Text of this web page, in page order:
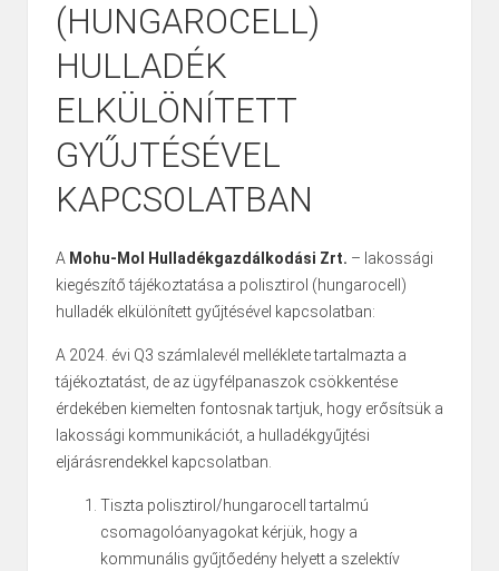
(HUNGAROCELL)
HULLADÉK
ELKÜLÖNÍTETT
GYŰJTÉSÉVEL
KAPCSOLATBAN
A Mohu-Mol Hulladékgazdálkodási Zrt. – lakossági
kiegészítő tájékoztatása a polisztirol (hungarocell)
hulladék elkülönített gyűjtésével kapcsolatban:
A 2024. évi Q3 számlalevél melléklete tartalmazta a
tájékoztatást, de az ügyfélpanaszok csökkentése
érdekében kiemelten fontosnak tartjuk, hogy erősítsük a
lakossági kommunikációt, a hulladékgyűjtési
eljárásrendekkel kapcsolatban.
Tiszta polisztirol/hungarocell tartalmú
csomagolóanyagokat kérjük, hogy a
kommunális gyűjtőedény helyett a szelektív